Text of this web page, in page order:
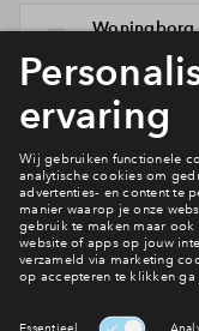
bijlage[n]
Woningborg
algemene